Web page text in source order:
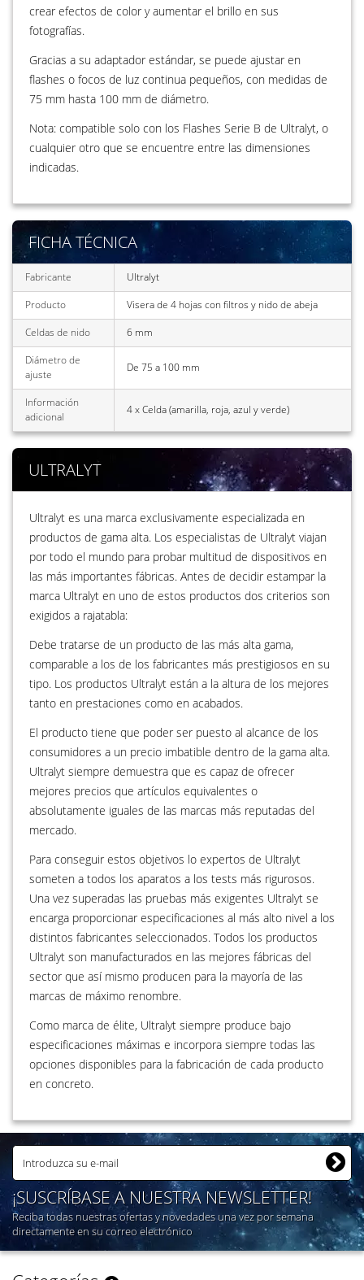
crear efectos de color y aumentar el brillo en sus
fotografías.
Gracias a su adaptador estándar, se puede ajustar en
flashes o focos de luz continua pequeños, con medidas de
75 mm hasta 100 mm de diámetro.
Nota: compatible solo con los Flashes Serie B de Ultralyt, o
cualquier otro que se encuentre entre las dimensiones
indicadas.
FICHA TÉCNICA
Fabricante
Ultralyt
Producto
Visera de 4 hojas con filtros y nido de abeja
Celdas de nido
6 mm
Diámetro de
ajuste
De 75 a 100 mm
Información
adicional
4 x Celda (amarilla, roja, azul y verde)
ULTRALYT
Ultralyt es una marca exclusivamente especializada en
productos de gama alta. Los especialistas de Ultralyt viajan
por todo el mundo para probar multitud de dispositivos en
las más importantes fábricas. Antes de decidir estampar la
marca Ultralyt en uno de estos productos dos criterios son
exigidos a rajatabla:
Debe tratarse de un producto de las más alta gama,
comparable a los de los fabricantes más prestigiosos en su
tipo. Los productos Ultralyt están a la altura de los mejores
tanto en prestaciones como en acabados.
El producto tiene que poder ser puesto al alcance de los
consumidores a un precio imbatible dentro de la gama alta.
Ultralyt siempre demuestra que es capaz de ofrecer
mejores precios que artículos equivalentes o
absolutamente iguales de las marcas más reputadas del
mercado.
Para conseguir estos objetivos lo expertos de Ultralyt
someten a todos los aparatos a los tests más rigurosos.
Una vez superadas las pruebas más exigentes Ultralyt se
encarga proporcionar especificaciones al más alto nivel a los
distintos fabricantes seleccionados. Todos los productos
Ultralyt son manufacturados en las mejores fábricas del
sector que así mismo producen para la mayoría de las
marcas de máximo renombre.
Como marca de élite, Ultralyt siempre produce bajo
especificaciones máximas e incorpora siempre todas las
opciones disponibles para la fabricación de cada producto
en concreto.
¡SUSCRÍBASE A NUESTRA NEWSLETTER!
Reciba todas nuestras ofertas y novedades una vez por semana
directamente en su correo electrónico